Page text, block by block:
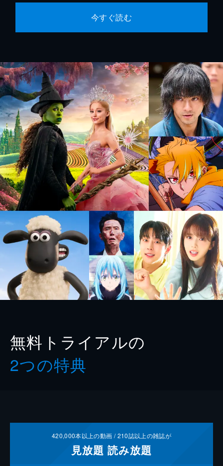
今すぐ読む
無料トライアルの
2つの特典
420,000本以上の動画 /210誌以上の雑誌が
見放題 読み放題